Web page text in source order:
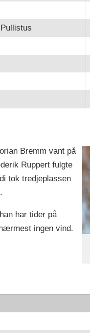
Bremm vant på
Ruppert fulgte
tok tredjeplassen
har tider på
ingen vind.